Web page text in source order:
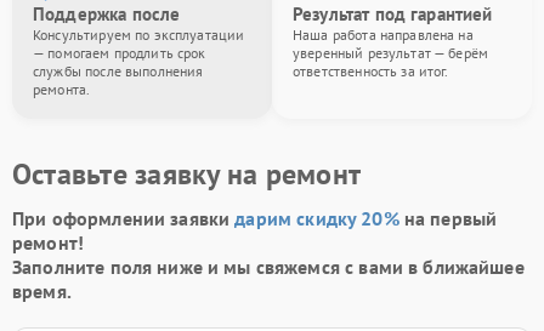
Поддержка после
Консультируем по эксплуатации
— помогаем продлить срок
службы после выполнения
ремонта.
Результат под гарантией
Наша работа направлена на
уверенный результат — берём
ответственность за итог.
Оставьте заявку на ремонт
При оформлении заявкидарим скидку 20%на первый
ремонт!
Заполните поля ниже и мы свяжемся с вами в ближайшее
время.